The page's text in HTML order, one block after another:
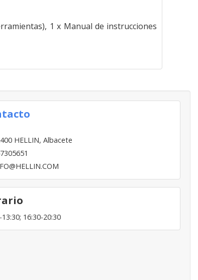
1 x Manual de instrucciones
HELLIN, Albacete
16:30-20:30